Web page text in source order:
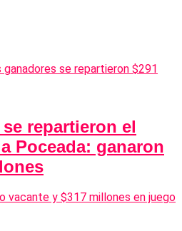
repartieron el
Poceada: ganaron